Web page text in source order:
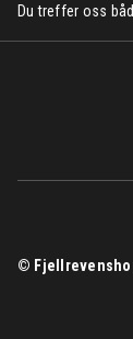
Du treffer oss
©